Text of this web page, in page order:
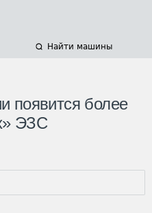
Найти машины
появится более
ЭЗС